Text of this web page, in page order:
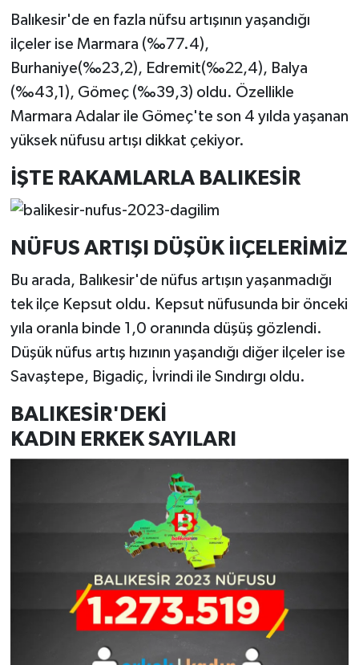
Balıkesir'de en fazla nüfsu artışının yaşandığı
ilçeler ise Marmara (‰77.4),
Burhaniye(‰23,2), Edremit(‰22,4), Balya
(‰43,1), Gömeç (‰39,3) oldu. Özellikle
Marmara Adalar ile Gömeç'te son 4 yılda yaşanan
yüksek nüfusu artışı dikkat çekiyor.
İŞTE RAKAMLARLA BALIKESİR
NÜFUS ARTIŞI DÜŞÜK İlÇELERİMİZ
Bu arada, Balıkesir'de nüfus artışın yaşanmadığı
tek ilçe Kepsut oldu. Kepsut nüfusunda bir önceki
yıla oranla binde 1,0 oranında düşüş gözlendi.
Düşük nüfus artış hızının yaşandığı diğer ilçeler ise
Savaştepe, Bigadiç, İvrindi ile Sındırgı oldu.
BALIKESİR'DEKİ
KADIN ERKEK SAYILARI